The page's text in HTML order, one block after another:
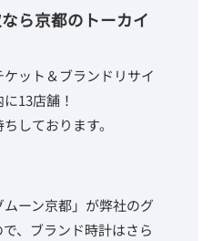
ら京都のトーカイ
ット＆ブランドリサイ
13店舗！
しております。
ーン京都」が弊社のグ
、ブランド時計はさら